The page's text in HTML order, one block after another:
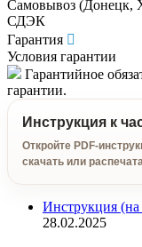
Самовывоз (Донецк,
СДЭК
Гарантия
Условия гарантии
Гарантийное
гарантии.
Инструкция к
Откройте PDF-
скачать или
Инструкция (на
28.02.2025